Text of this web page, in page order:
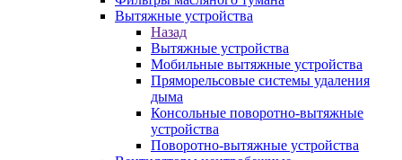
Вытяжные устройства
Назад
Вытяжные устройства
Мобильные вытяжные устройства
Пряморельсовые системы удаления
дыма
Консольные поворотно-вытяжные
устройства
Поворотно-вытяжные устройства